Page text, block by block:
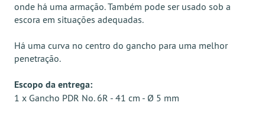
onde há uma armação. Também pode ser usado sob a
escora em situações adequadas.
Há uma curva no centro do gancho para uma melhor
penetração.
Escopo da entrega:
1 x Gancho PDR No. 6R - 41 cm - Ø 5 mm